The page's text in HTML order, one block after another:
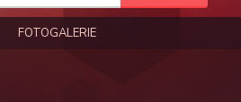
FOTOGALERIE